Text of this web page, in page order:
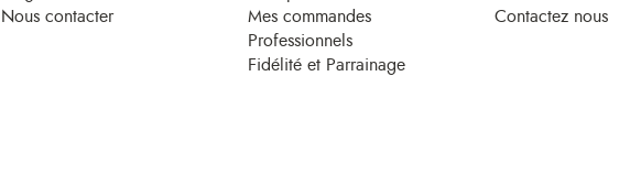
Nous contacter
Mes commandes
Professionnels
Fidélité et Parrainage
Contactez nous